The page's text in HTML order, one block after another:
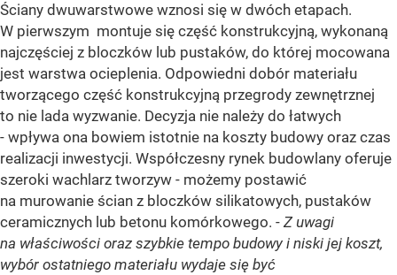
Ściany dwuwarstwowe wznosi się w dwóch etapach.
W pierwszym montuje się część konstrukcyjną, wykonaną
najczęściej z bloczków lub pustaków, do której mocowana
jest warstwa ocieplenia. Odpowiedni dobór materiału
tworzącego część konstrukcyjną przegrody zewnętrznej
to nie lada wyzwanie. Decyzja nie należy do łatwych
- wpływa ona bowiem istotnie na koszty budowy oraz czas
realizacji inwestycji. Współczesny rynek budowlany oferuje
szeroki wachlarz tworzyw - możemy postawić
na murowanie ścian z bloczków silikatowych, pustaków
ceramicznych lub betonu komórkowego. - Z uwagi
na właściwości oraz szybkie tempo budowy i niski jej koszt,
wybór ostatniego materiału wydaje się być